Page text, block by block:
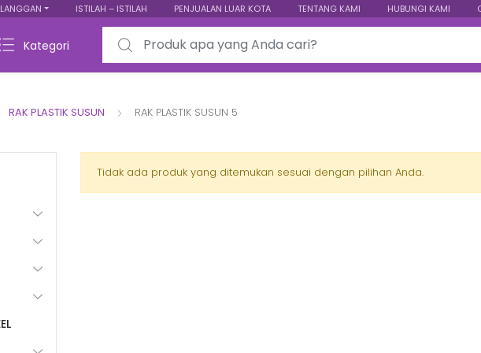
ISTILAH – ISTILAH PENJUALAN LUAR KOTA TENTANG KAMI HUBUNGI KAMI
Kategori
Search for:
RAK PLASTIK SUSUN RAK PLASTIK SUSUN 5
Tidak ada produk yang ditemukan sesuai dengan pilihan Anda.